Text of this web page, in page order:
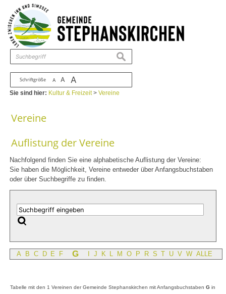
Zum Inhalt ,zur Navigation
Schriftgröße A A A
suchen
Sie sind hier: Kultur & Freizeit>Vereine
Vereine
Auflistung der Vereine
Nachfolgend finden Sie eine alphabetische Auflistung der Vereine:
Sie haben die Möglichkeit, Vereine entweder über Anfangsbuchstaben
oder über Suchbegriffe zu finden.
A B C D E F G I J K L M O P R S T U V W ALLE
Tabelle mit den 1 Vereinen der Gemeinde Stephanskirchen mit AnfangsbuchstabenG in